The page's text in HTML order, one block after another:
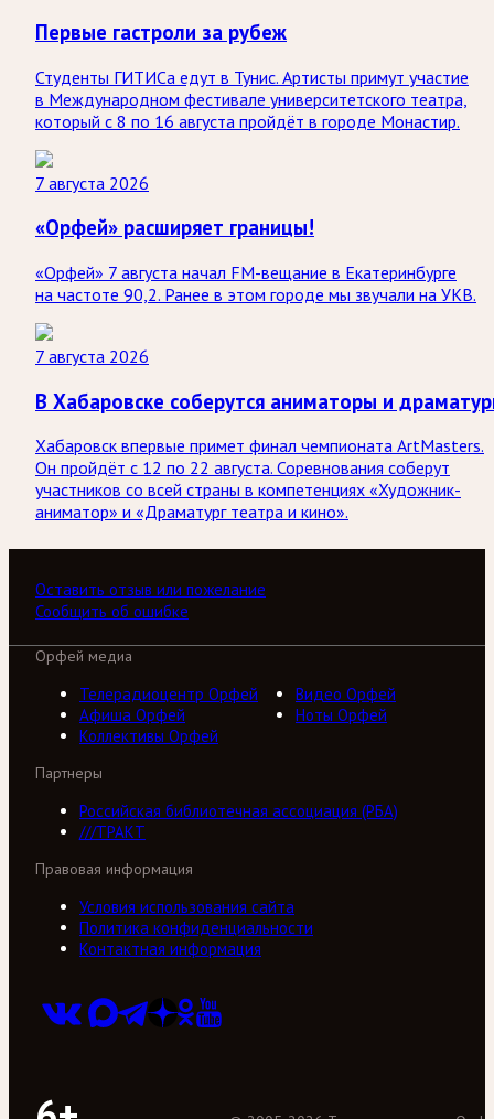
Первые гастроли за рубеж
Студенты ГИТИСа едут в Тунис. Артисты примут участие
в Международном фестивале университетского театра,
который с 8 по 16 августа пройдёт в городе Монастир.
7 августа 2026
«Орфей» расширяет границы!
«Орфей» 7 августа начал FM-вещание в Екатеринбурге
на частоте 90,2. Ранее в этом городе мы звучали на УКВ.
7 августа 2026
В Хабаровске соберутся аниматоры и
Хабаровск впервые примет финал чемпионата ArtMasters.
Он пройдёт с 12 по 22 августа. Соревнования соберут
участников со всей страны в компетенциях «Художник-
аниматор» и «Драматург театра и кино».
Оставить отзыв или пожелание
Сообщить об ошибке
Орфей медиа
Телерадиоцентр Орфей
Видео Орфей
Афиша Орфей
Ноты Орфей
Коллективы Орфей
Партнеры
Российская библиотечная ассоциация (РБА)
///ТРАКТ
Правовая информация
Условия использования сайта
Политика конфиденциальности
Контактная информация